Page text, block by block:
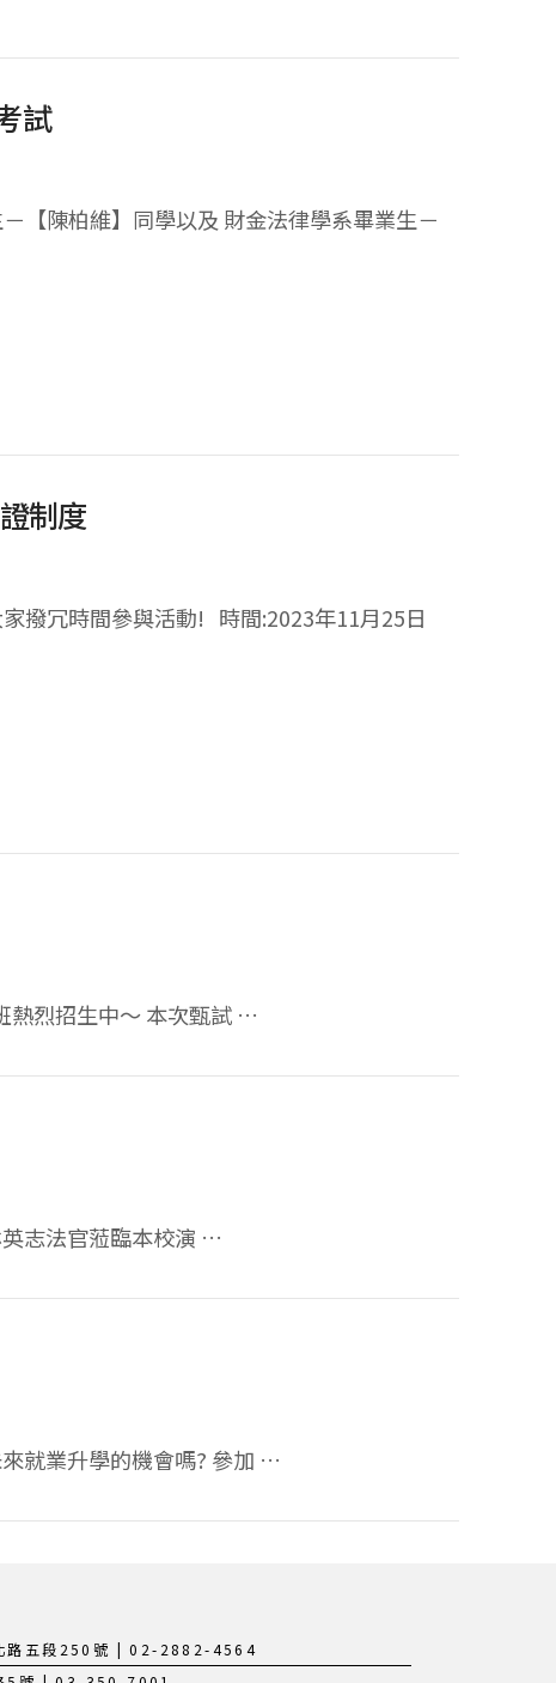
試
【陳柏維】同學以及 財金法律學系畢業生－
制度
撥冗時間參與活動! 時間:2023年11月25日
熱烈招生中～ 本次甄試 …
志法官蒞臨本校演 …
就業升學的機會嗎? 參加 …
路五段250號 | 02-2882-4564